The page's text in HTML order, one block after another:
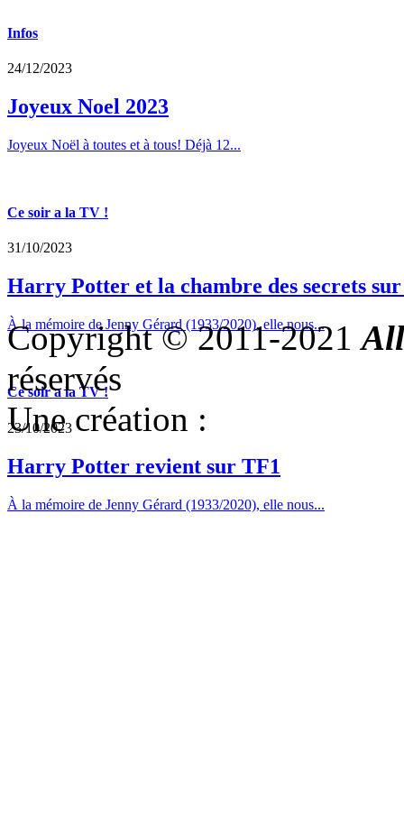
Infos
24/12/2023
Joyeux Noel 2023
Joyeux Noël à toutes et à tous! Déjà 12...
Ce soir a la TV !
31/10/2023
Harry Potter et la chambre des secrets
À la mémoire de Jenny Gérard (1933/2020), elle nous...
Ce soir a la TV !
23/10/2023
Harry Potter revient sur TF1
À la mémoire de Jenny Gérard (1933/2020), elle nous...
Copyright © 2011-2021
réservés
Une création :